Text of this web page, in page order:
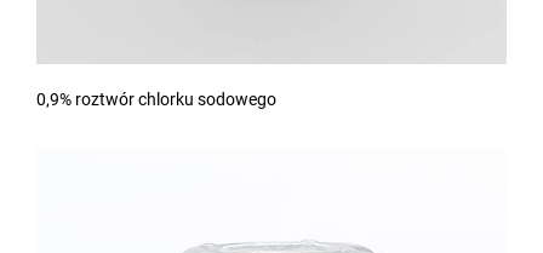
0,9% roztwór chlorku sodowego